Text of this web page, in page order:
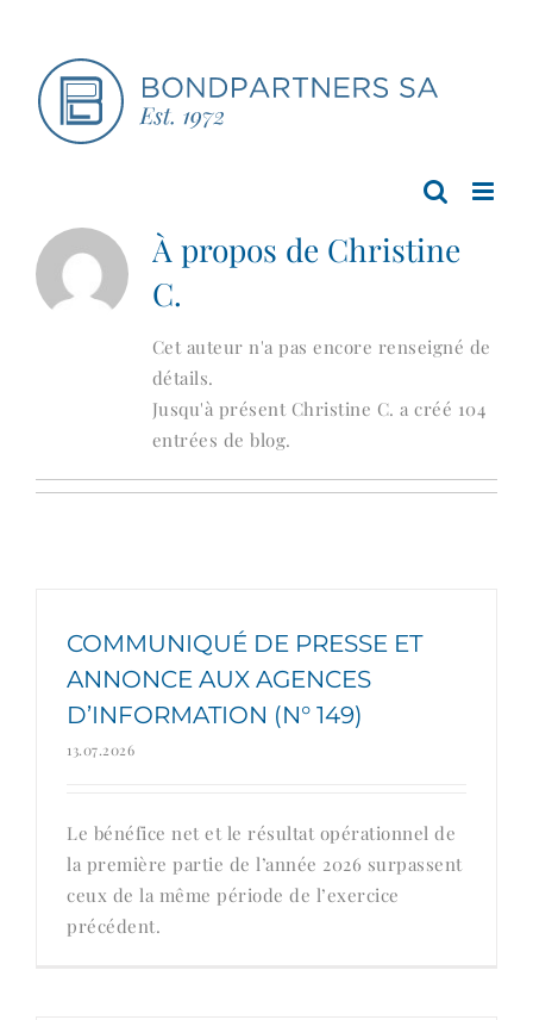
contenu
À propos de Christine
C.
Cet auteur n'a pas encore renseigné de
détails.
Jusqu'à présent Christine C. a créé 104
entrées de blog.
COMMUNIQUÉ DE PRESSE ET
ANNONCE AUX AGENCES
D’INFORMATION (N° 149)
13.07.2026
Le bénéfice net et le résultat opérationnel de
la première partie de l’année 2026 surpassent
ceux de la même période de l’exercice
précédent.